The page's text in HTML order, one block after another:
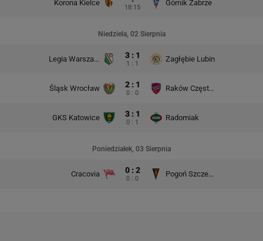
Korona Kielce
18:15
Górnik Zabrze
Niedziela, 02 Sierpnia
Legia Warszawa 3 : 1
1 : 1
Zagłębie Lubin
Śląsk Wrocław 2 : 1
0 : 0
Raków Częstochowa
GKS Katowice 3 : 1
0 : 1
Radomiak
Poniedziałek, 03 Sierpnia
Cracovia 0 : 2
0 : 0
Pogoń Szczecin